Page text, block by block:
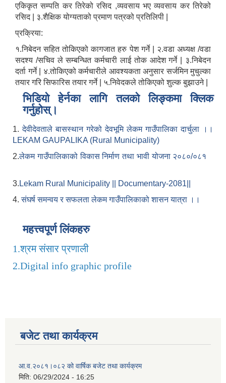
एकिकृत सम्पति कर तिरेको रसिद ,व्यवसाय भए व्यवसाय कर तिरेको
रसिद | ३.शैक्षिक योग्यताको प्रमाण पत्रको प्रतिलिपी |
प्रक्रिया:
१.निबेदन सहित तोकिएको कागजात हरु पेश गर्ने | २.वडा अध्यक्ष /वडा
सदश्य /सचिव ले सम्बन्धित कर्मचारी लाई तोक आदेश गर्ने | ३.निबेदन
दर्ता गर्ने | ४.तोकिएको कर्मचारीले आवश्यकता अनुसार सर्जमिन मुचुल्का
तयार गरि सिफारिस तयार गर्ने | ५.निवेदकले तोकिएको शुल्क बुझाउने |
भिडियो हेर्नका लागि तलको लिङ्कमा क्लिक
गर्नुहोस्।
1.देवीदेवताले बासस्थान गरेको देवभूमि लेकम गाउँपालिका दार्चुला ।।
LEKAM GAUPALIKA (Rural Municipality)
2.लेकम गाउँपालिकाको विकास निर्माण तथा भावी योजना २०८०/०८१
3. Lekam Rural Municipality || Documentary-2081||
4.संघर्ष समन्वय र सफलता लेकम गाउँपालिकाको शासन यात्रा ।।
महत्त्वपूर्ण लिंकहरु
1.श्रम संसार प्रणाली
2.Digital info graphic profile
बजेट तथा कार्यक्रम
आ.व.२०८१।०८२ को वार्षिक बजेट तथा कार्यक्रम
मिति: 06/29/2024 - 16:25